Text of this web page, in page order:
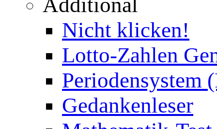
Nicht klicken!
Lotto-Zahlen
Periodensystem
Gedankenleser